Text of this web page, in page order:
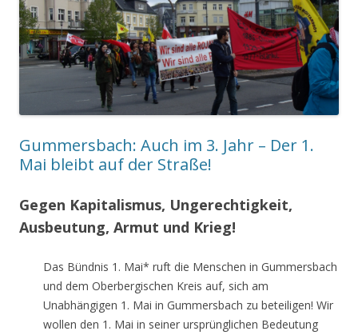
Gummersbach: Auch im 3. Jahr – Der 1.
Mai bleibt auf der Straße!
Gegen Kapitalismus, Ungerechtigkeit,
Ausbeutung, Armut und Krieg!
Das Bündnis 1. Mai* ruft die Menschen in Gummersbach
und dem Oberbergischen Kreis auf, sich am
Unabhängigen 1. Mai in Gummersbach zu beteiligen! Wir
wollen den 1. Mai in seiner ursprünglichen Bedeutung